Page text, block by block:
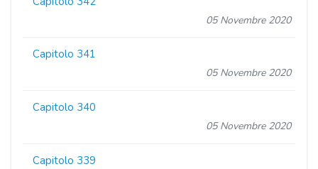
05 Novembre 2020
Capitolo 341
05 Novembre 2020
Capitolo 340
05 Novembre 2020
Capitolo 339